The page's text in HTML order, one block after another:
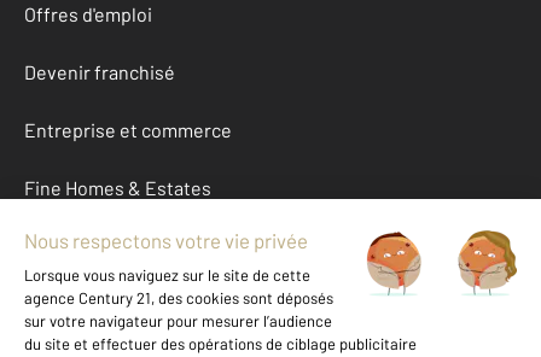
Offres d'emploi
Devenir franchisé
Entreprise et commerce
Fine Homes & Estates
À propos
International